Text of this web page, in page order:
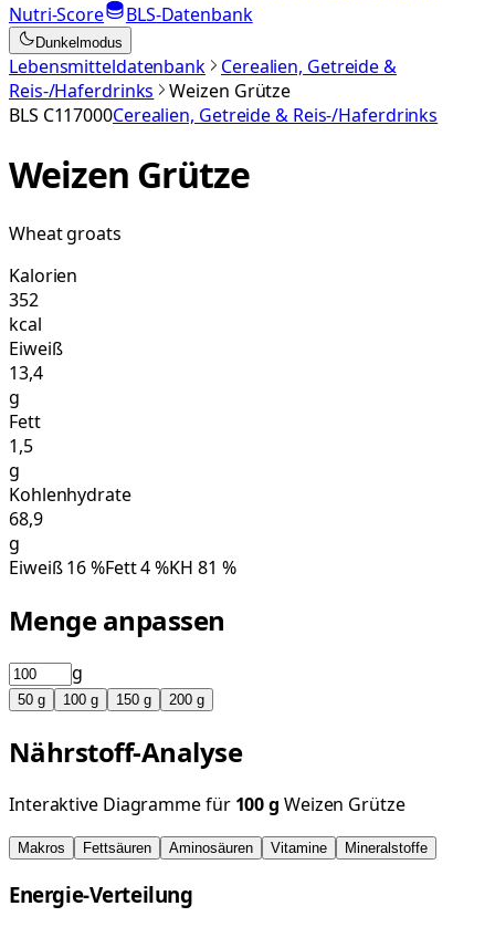
Nutri-Score
BLS-Datenbank
Dunkelmodus
Lebensmitteldatenbank
Cerealien, Getreide &
Reis-/Haferdrinks
Weizen Grütze
BLS C117000Cerealien, Getreide & Reis-/Haferdrinks
Weizen Grütze
Wheat groats
Kalorien
352
kcal
Eiweiß
13,4
g
Fett
1,5
g
Kohlenhydrate
68,9
g
Eiweiß16%Fett4%KH 81 %
Menge anpassen
g
50 g 100 g 150 g 200 g
Nährstoff-Analyse
Interaktive Diagramme für 100g Weizen Grütze
Makros Fettsäuren Aminosäuren Vitamine Mineralstoffe
Energie-Verteilung